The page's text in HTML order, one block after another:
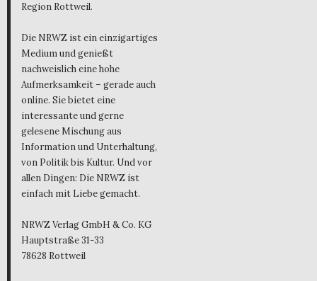
Region Rottweil.
Die NRWZ ist ein einzigartiges
Medium und genießt
nachweislich eine hohe
Aufmerksamkeit – gerade auch
online. Sie bietet eine
interessante und gerne
gelesene Mischung aus
Information und Unterhaltung,
von Politik bis Kultur. Und vor
allen Dingen: Die NRWZ ist
einfach mit Liebe gemacht.
NRWZ Verlag GmbH & Co. KG
Hauptstraße 31-33
78628 Rottweil